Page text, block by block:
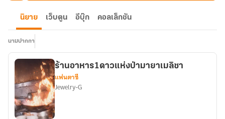
นิยาย เว็บตูน อีบุ๊ก คอลเล็กชัน
นามปากกา
ร้านอาหาร1ดาวแห่งป่ามายาเมลิซา
แฟนตาซี
Jewelry-G